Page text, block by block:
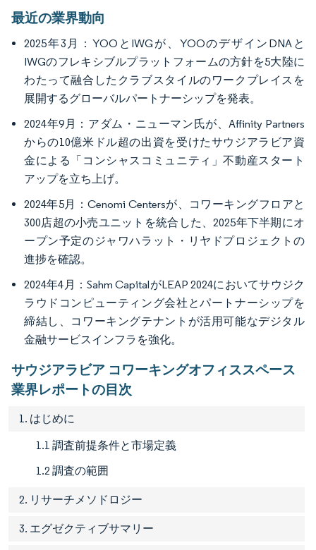
最近の業界動向
2025年3月：YOOとIWGが、YOOのデザインDNAと
IWGのフレキシブルプラットフォームの方針を5大陸に
わたって融合したクラブスタイルのワークプレイスを
展開するグローバルパートナーシップを発表。
2024年9月：アダム・ニューマン氏が、Affinity Partners
からの10億米ドル超の出資を受けたサウジアラビア資
金による「コンシャスコミュニティ」不動産スタート
アップを立ち上げ。
2024年5月：Cenomi Centersが、コワーキングフロアと
300店超の小売ユニットを統合した、2025年下半期にオ
ープン予定のジャワハラット・リヤドプロジェクトの
進捗を確認。
2024年4月：Sahm CapitalがLEAP 2024においてサウジク
ラウドコンピューティング会社とパートナーシップを
締結し、コワーキングテナントが活用可能なデジタル
金融サービスインフラを強化。
サウジアラビア コワーキングオフィススペース
業界レポートの目次
1. はじめに
1.1 調査前提条件と市場定義
1.2 調査の範囲
2. リサーチメソドロジー
3. エグゼクティブサマリー